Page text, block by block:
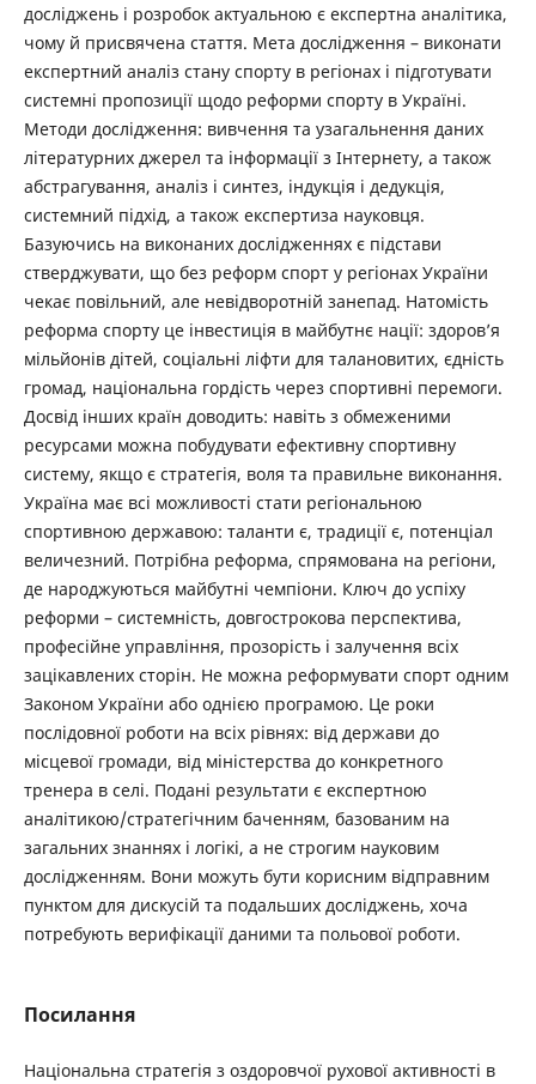
досліджень і розробок актуальною є експертна аналітика,
чому й присвячена стаття. Мета дослідження – виконати
експертний аналіз стану спорту в регіонах і підготувати
системні пропозиції щодо реформи спорту в Україні.
Методи дослідження: вивчення та узагальнення даних
літературних джерел та інформації з Інтернету, а також
абстрагування, аналіз і синтез, індукція і дедукція,
системний підхід, а також експертиза науковця.
Базуючись на виконаних дослідженнях є підстави
стверджувати, що без реформ спорт у регіонах України
чекає повільний, але невідворотній занепад. Натомість
реформа спорту це інвестиція в майбутнє нації: здоров’я
мільйонів дітей, соціальні ліфти для талановитих, єдність
громад, національна гордість через спортивні перемоги.
Досвід інших країн доводить: навіть з обмеженими
ресурсами можна побудувати ефективну спортивну
систему, якщо є стратегія, воля та правильне виконання.
Україна має всі можливості стати регіональною
спортивною державою: таланти є, традиції є, потенціал
величезний. Потрібна реформа, спрямована на регіони,
де народжуються майбутні чемпіони. Ключ до успіху
реформи – системність, довгострокова перспектива,
професійне управління, прозорість і залучення всіх
зацікавлених сторін. Не можна реформувати спорт одним
Законом України або однією програмою. Це роки
послідовної роботи на всіх рівнях: від держави до
місцевої громади, від міністерства до конкретного
тренера в селі. Подані результати є експертною
аналітикою/стратегічним баченням, базованим на
загальних знаннях і логікі, а не строгим науковим
дослідженням. Вони можуть бути корисним відправним
пунктом для дискусій та подальших досліджень, хоча
потребують верифікації даними та польової роботи.
Посилання
Національна стратегія з оздоровчої рухової активності в